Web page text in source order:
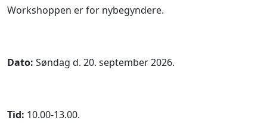
Workshoppen er for nybegyndere.
Dato: Søndag d. 20. september 2026.
Tid: 10.00-13.00.